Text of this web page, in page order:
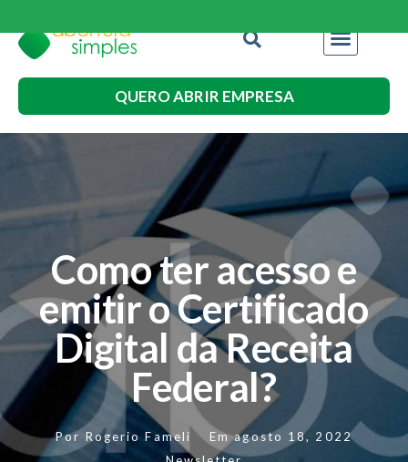
QUERO ABRIR EMPRESA
Como ter acesso e
emitir o Certificado
Digital da Receita
Federal?
Por Rogerio Fameli Em agosto 18, 2022